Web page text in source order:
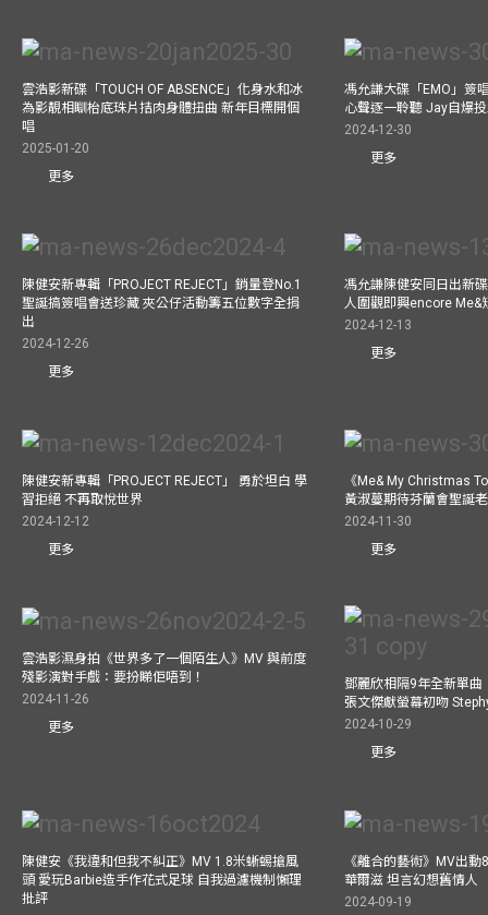
雲浩影新碟「TOUCH OF ABSENCE」化身水和冰
為影靚相瞓枱底珠片拮肉身體扭曲 新年目標開個
唱
2025-01-20
更多
馮允謙大碟「EMO」簽
心聲逐一聆聽 Jay自爆
2024-12-30
更多
陳健安新專輯「PROJECT REJECT」銷量登No.1
聖誕搞簽唱會送珍藏 夾公仔活動籌五位數字全捐
出
2024-12-26
更多
馮允謙陳健安同日出新
人圍觀即興encore Me&
2024-12-13
更多
陳健安新專輯「PROJECT REJECT」 勇於坦白 學
習拒絕 不再取悅世界
2024-12-12
更多
《Me& My Christmas
黃淑蔓期待芬蘭會聖誕
2024-11-30
更多
雲浩影濕身拍《世界多了一個陌生人》MV 與前度
殘影演對手戲：要扮睇佢唔到！
2024-11-26
更多
鄧麗欣相隔9年全新單曲
張文傑獻螢幕初吻
2024-10-29
更多
陳健安《我違和但我不糾正》MV 1.8米蜥蜴搶風
頭 愛玩Barbie造手作花式足球 自我過濾機制懶理
批評
《離合的藝術》MV出
華爾滋 坦言幻想舊情人
2024-09-19